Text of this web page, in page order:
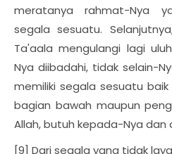
meratanya rahmat-Nya
segala sesuatu.
Ta'aala mengulangi lagi
Nya diibadahi, tidak selain-
memiliki segala sesuatu
bagian bawah maupun
Allah, butuh kepada-Nya dan
[9] Dari segala yang tidak